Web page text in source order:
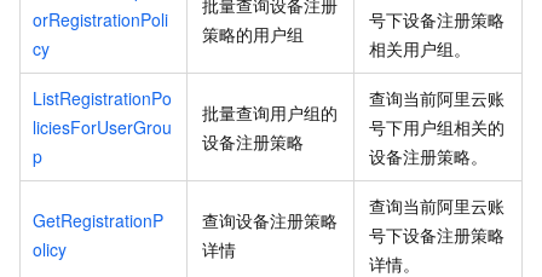
orRegistrationPoli
cy
策略的用户组
号下设备注册策略
相关用户组。
ListRegistrationPo
liciesForUserGrou
p
批量查询用户组的
设备注册策略
查询当前阿里云账
号下用户组相关的
设备注册策略。
GetRegistrationP
olicy
查询设备注册策略
详情
查询当前阿里云账
号下设备注册策略
详情。